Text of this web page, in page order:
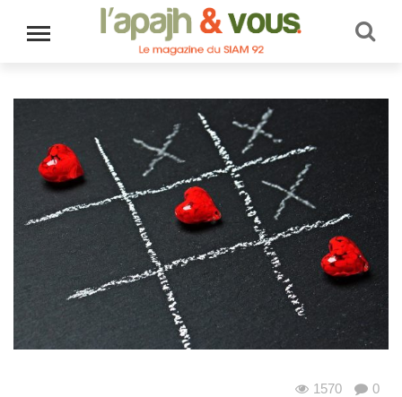
1570 0